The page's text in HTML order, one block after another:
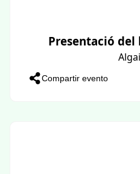
Presentació
Compartir evento